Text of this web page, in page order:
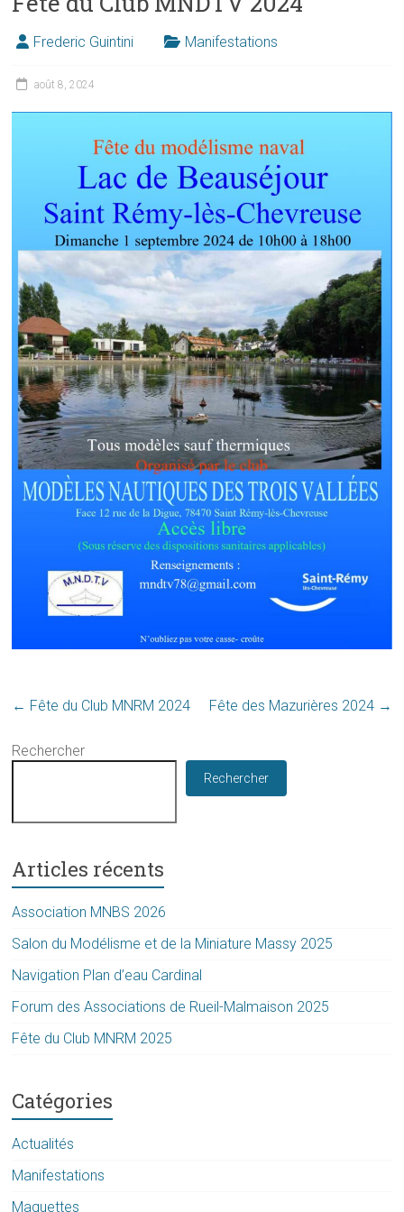
Frederic Guintini Manifestations
août 8, 2024
← Fête du Club MNRM 2024 Fête des Mazurières 2024 →
Rechercher
Rechercher
Articles récents
Association MNBS 2026
Salon du Modélisme et de la Miniature Massy 2025
Navigation Plan d’eau Cardinal
Forum des Associations de Rueil-Malmaison 2025
Fête du Club MNRM 2025
Catégories
Actualités
Manifestations
Maquettes